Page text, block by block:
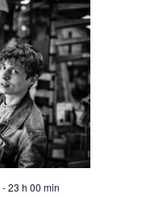
-23 h 00 min